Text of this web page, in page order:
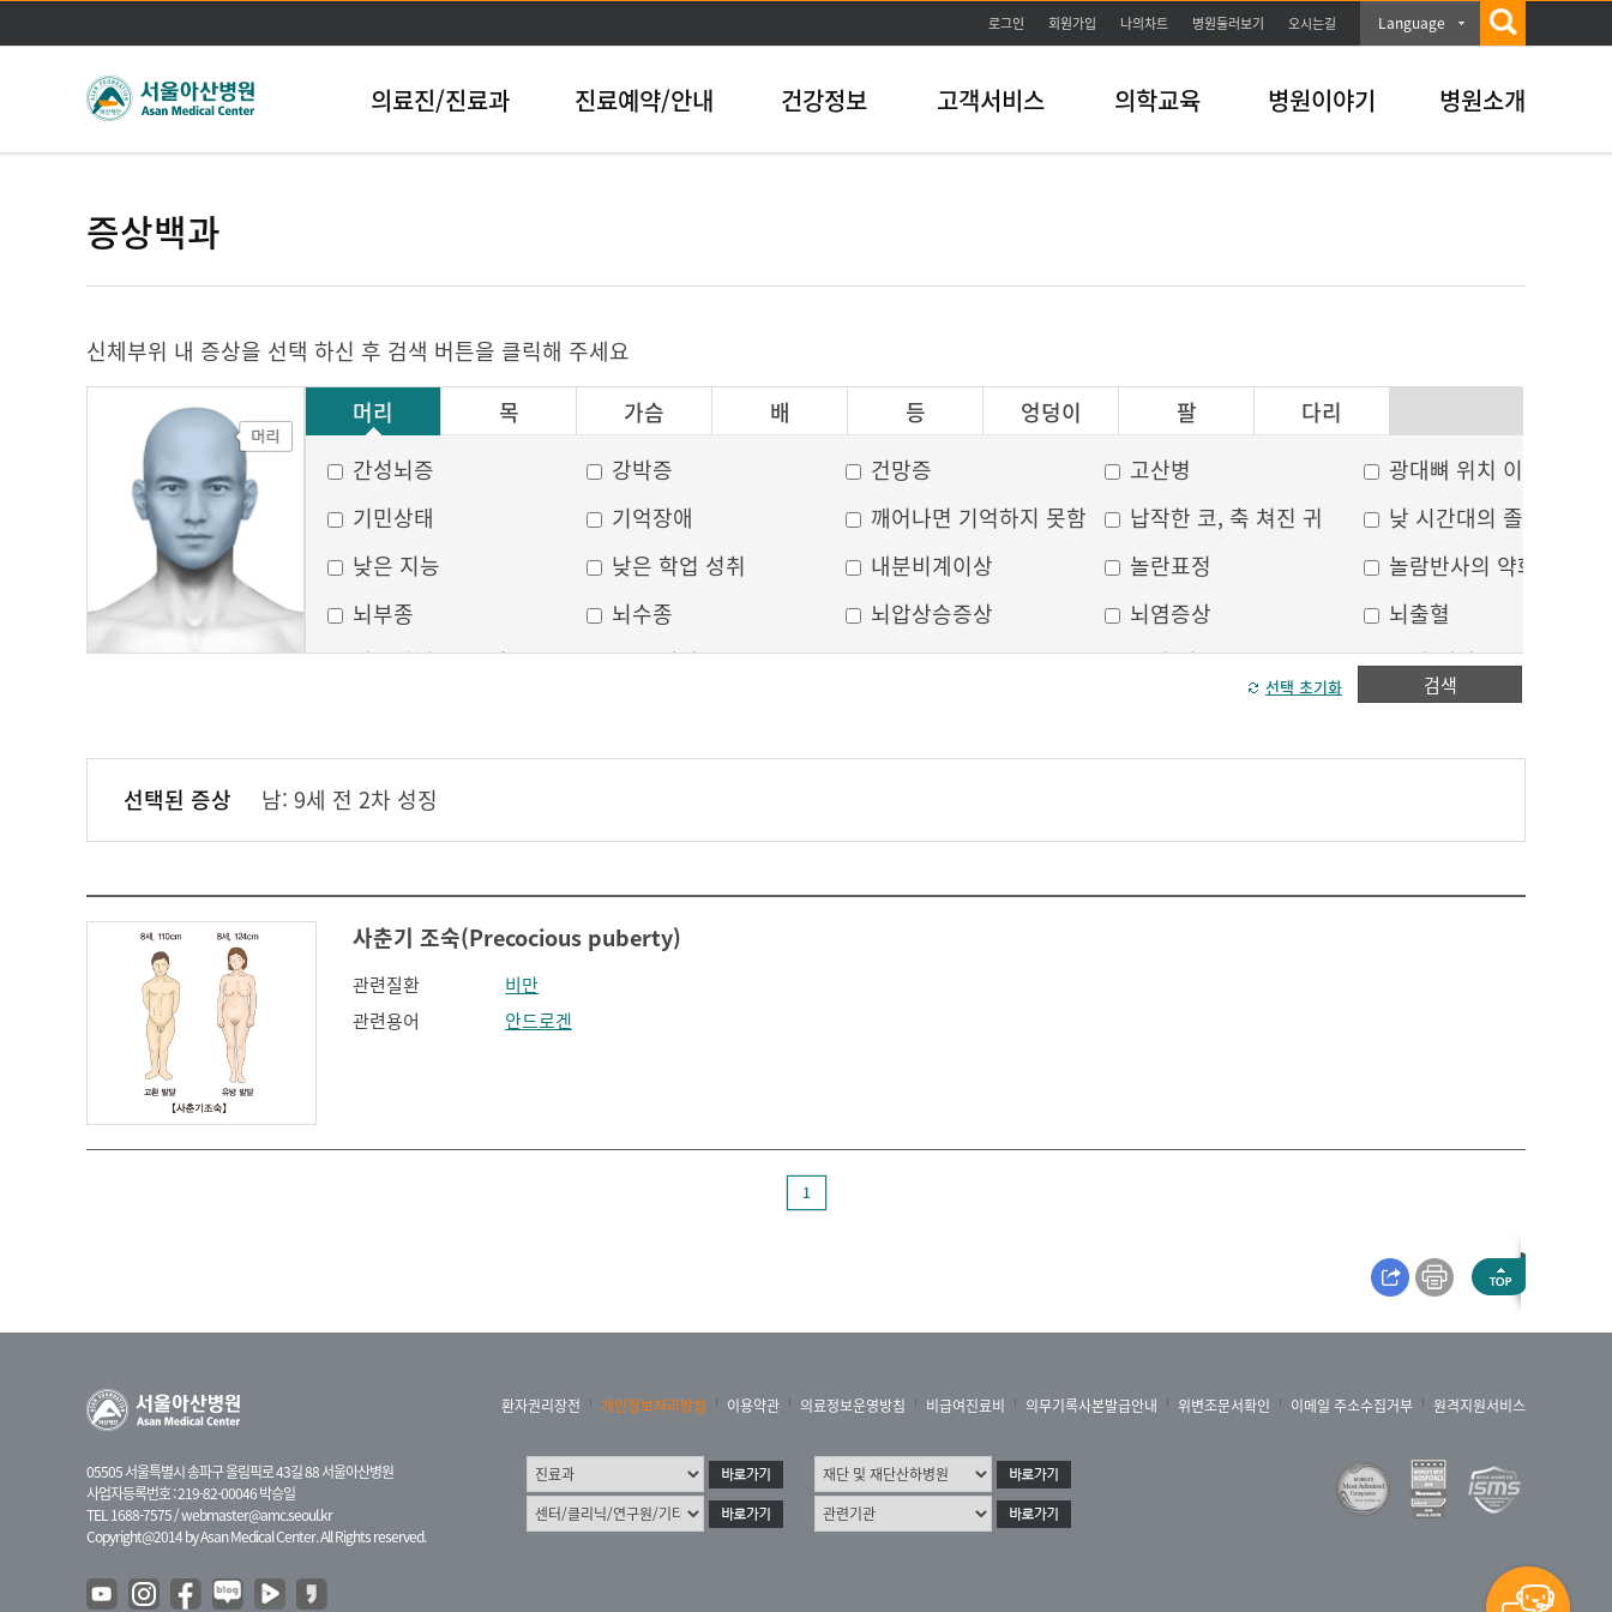
본문바로가기
로그인 회원가입 나의차트 병원둘러보기 오시는길 Language
의료진/진료과 진료예약/안내 건강정보 고객서비스 의학교육 병원이야기 병원소개
증상백과
신체부위 내 증상을 선택 하신 후 검색 버튼을 클릭해 주세요
머리
목 가슴 배 등 엉덩이 팔
다리
그 외
간성뇌증 강박증 건망증 고산병
광대뼈 위치 이상
기민상태
기억장애 깨어나면 기억하지 못함 납작한 코, 축 쳐진 귀
낮 시간대의 졸음
낮은 지능
낮은 학업 성취 내분비계이상 놀란표정
놀람반사의 약화
뇌부종
뇌수종 뇌압상승증상 뇌염증상
뇌출혈
달모양의 둥근 얼굴
두부 외상 두통 두피 건조
두피 열상
모발이 거침
무균성 뇌막염
무의식 박동성 통증 방향감각 상실
볼, 눈주위 움푹 꺼짐
볼이 처짐
안면홍조
어지러움 언어장애 얼굴 중심선이 안맞음
얼굴 한쪽의 반점
얼굴모양변화
얼굴부종
얼굴이 밋밋함
코 옆과 입꼬리 주름
콧등이 넓어짐 턱끝이 커보임 턱의 통증
편두통
검색
선택 초기화
선택된 증상 남: 9세 전 2차 성징
사춘기 조숙(Precocious puberty)
관련질환
비만
관련용어
안드로겐
1
05505 서울특별시 송파구 올림픽로 43길 88 서울아산병원
사업자등록번호 : 219-82-00046 박승일
TEL 1688-7575 /webmaster@amc.seoul.kr
Copyright@2014 by Asan Medical Center. All Rights reserved.
환자권리장전 개인정보처리방침 이용약관 의료정보운영방침 비급여진료비 의무기록사본발급안내 위변조문서확인 이메일 주소수집거부 원격지원서비스